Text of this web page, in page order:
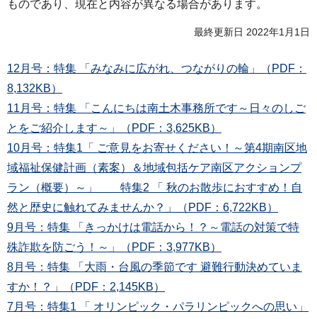
ものであり、現在と内容が異なる場合があります。
最終更新日 2022年1月1日
12月号：特集 「みなみに広がれ、つながりの輪」（PDF：
8,132KB）
11月号：特集 「こんにちは南土木事務所です～日々のしご
とをご紹介します～」（PDF：3,625KB）
10月号：特集1「 ご意見をお寄せください！～第4期南区地
域福祉保健計画（素案）＆地域包括ケア南区アクションプ
ラン（概要）～」 特集2 「 秋のお散歩におすすめ！自
然と歴史に触れてみませんか？」（PDF：6,722KB）
9月号：特集 「きっかけは電話から！？～電話の対策で特
殊詐欺を防ごう！～」（PDF：3,977KB）
8月号：特集 「大雨・台風の季節です 避難行動決めていま
すか！？」（PDF：2,145KB）
7月号：特集1 「 オリンピック・パラリンピックへの思い」